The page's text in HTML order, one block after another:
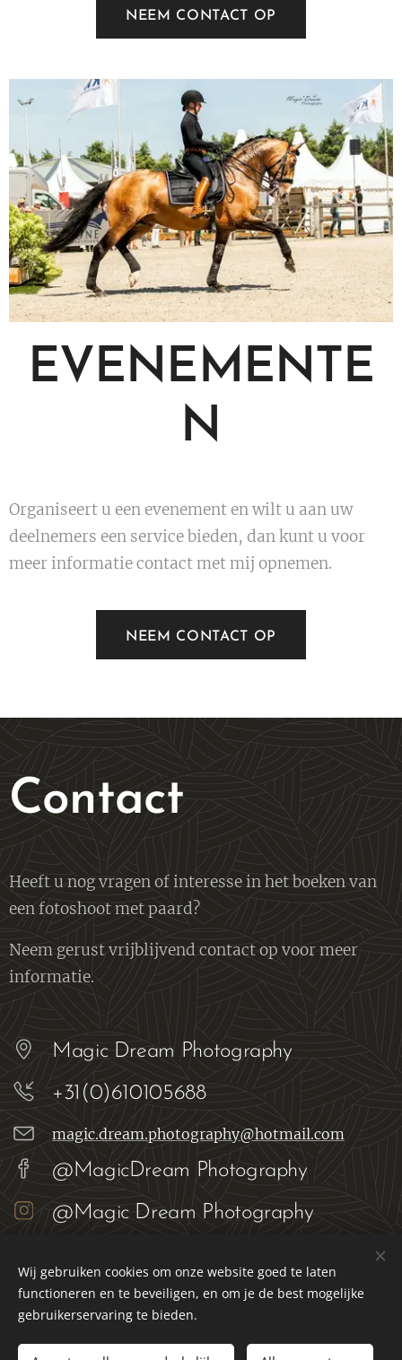
NEEM CONTACT OP
EVENEMENTE
N
Organiseert u een evenement en wilt u aan uw
deelnemers een service bieden, dan kunt u voor
meer informatie contact met mij opnemen.
NEEM CONTACT OP
Contact
Heeft u nog vragen of interesse in het boeken van
een fotoshoot met paard?
Neem gerust vrijblijvend contact op voor meer
informatie.
Magic Dream Photography
+31(0)610105688
magic.dream.photography@hotmail.com
@MagicDream Photography
@Magic Dream Photography
Magic Dream Photography
Alle rechten voorbehouden 2022
Wij gebruiken cookies om onze website goed te laten
functioneren en te beveiligen, en om je de best mogelijke
gebruikerservaring te bieden.